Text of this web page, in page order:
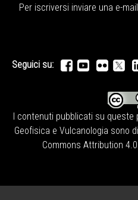
Per iscriversi inviare una e-
Seguici su:
I contenuti pubblicati su queste
Geofisica e Vulcanologia sono
Commons Attribution